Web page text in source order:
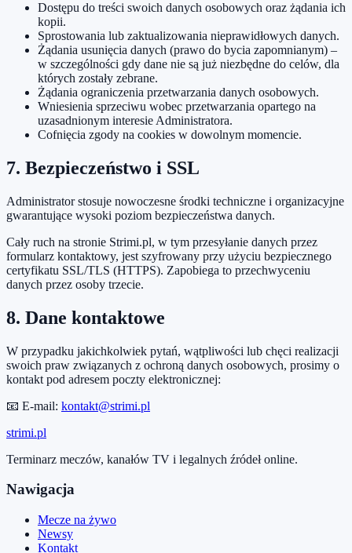
Dostępu do treści swoich danych osobowych oraz żądania ich
kopii.
Sprostowania lub zaktualizowania nieprawidłowych danych.
Żądania usunięcia danych (prawo do bycia zapomnianym) –
w szczególności gdy dane nie są już niezbędne do celów, dla
których zostały zebrane.
Żądania ograniczenia przetwarzania danych osobowych.
Wniesienia sprzeciwu wobec przetwarzania opartego na
uzasadnionym interesie Administratora.
Cofnięcia zgody na cookies w dowolnym momencie.
7. Bezpieczeństwo i SSL
Administrator stosuje nowoczesne środki techniczne i organizacyjne
gwarantujące wysoki poziom bezpieczeństwa danych.
Cały ruch na stronie Strimi.pl, w tym przesyłanie danych przez
formularz kontaktowy, jest szyfrowany przy użyciu bezpiecznego
certyfikatu SSL/TLS (HTTPS). Zapobiega to przechwyceniu
danych przez osoby trzecie.
8. Dane kontaktowe
W przypadku jakichkolwiek pytań, wątpliwości lub chęci realizacji
swoich praw związanych z ochroną danych osobowych, prosimy o
kontakt pod adresem poczty elektronicznej:
📧 E-mail: kontakt@strimi.pl
strimi.pl
Terminarz meczów, kanałów TV i legalnych źródeł online.
Nawigacja
Mecze na żywo
Newsy
Kontakt